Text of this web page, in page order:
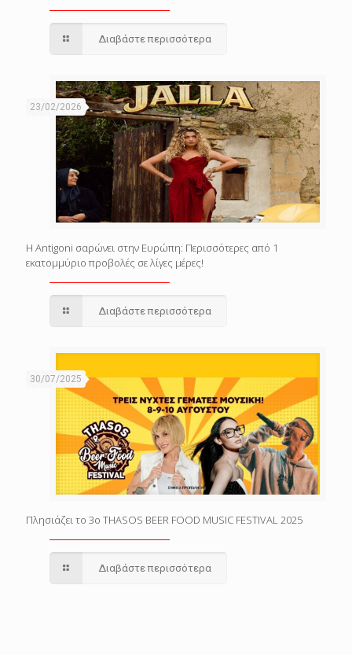
Διαβάστε περισσότερα
23/02/2026
Η Antigoni σαρώνει στην Ευρώπη: Περισσότερες από 1
εκατομμύριο προβολές σε λίγες μέρες!
Διαβάστε περισσότερα
30/07/2025
Πλησιάζει το 3o THASOS BEER FOOD MUSIC FESTIVAL 2025
Διαβάστε περισσότερα